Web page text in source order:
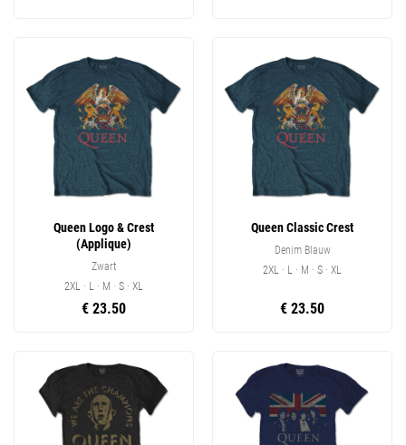
Queen Logo & Crest
(Applique)
Zwart
2XL · L · M · S · XL
€ 23.50
Queen Classic Crest
Denim Blauw
2XL · L · M · S · XL
€ 23.50